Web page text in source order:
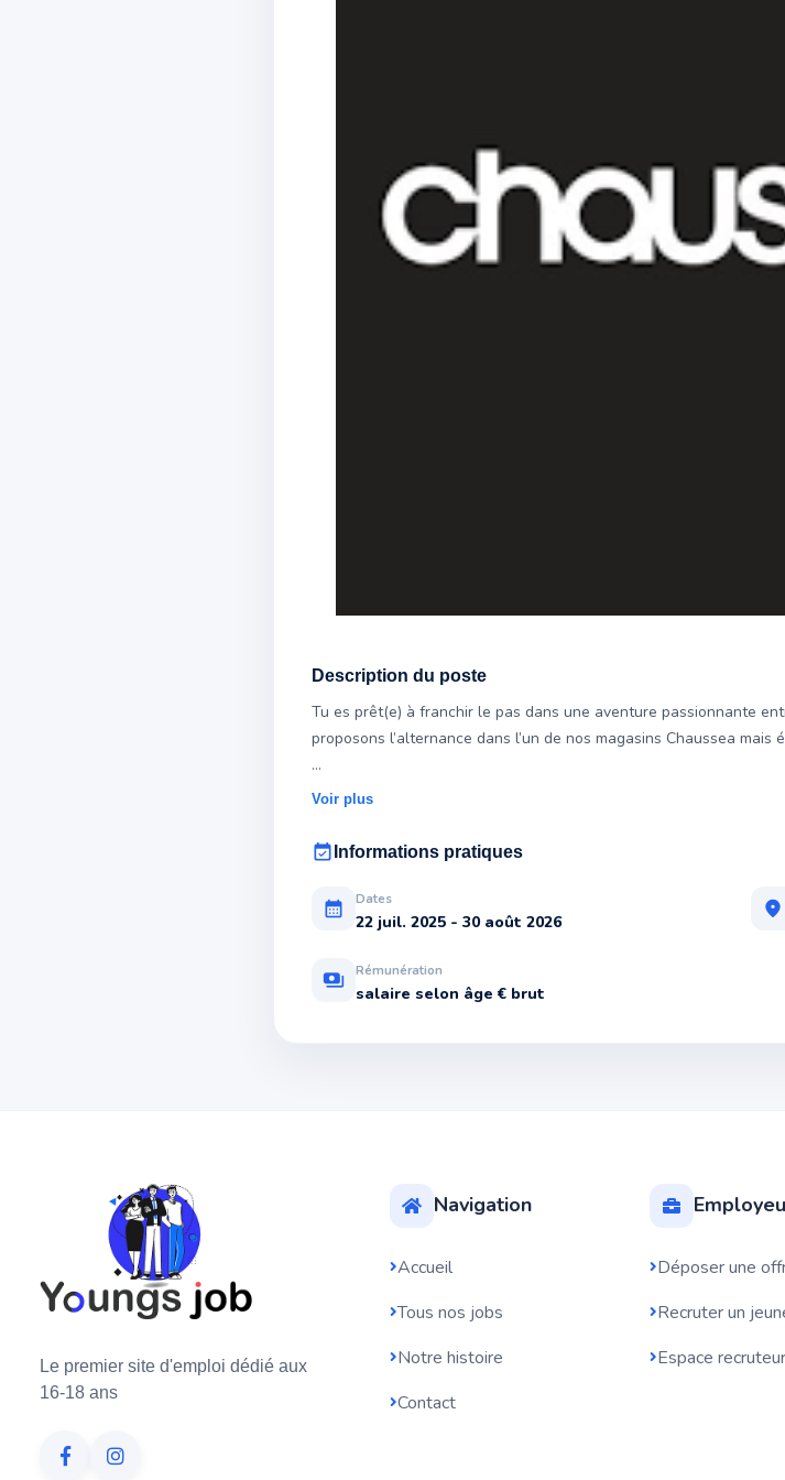
Description du poste
Tu es prêt(e) à franchir le pas dans une aventure passionnante
proposons l’alternance dans l’un de nos magasins Chaussea mais
Notre CFA d'entreprise XB Academy, spécialiste de la format
Voir plus
event_available Informations pratiques
calendar_month Dates
22 juil. 2025 - 30 août 2026
location_on
payments Rémunération
salaire selon âge € brut
Le premier site d'emploi dédié aux
16-18 ans
Navigation
Accueil
Tous nos jobs
Notre histoire
Contact
Déposer une
Recruter un
Espace recruteur